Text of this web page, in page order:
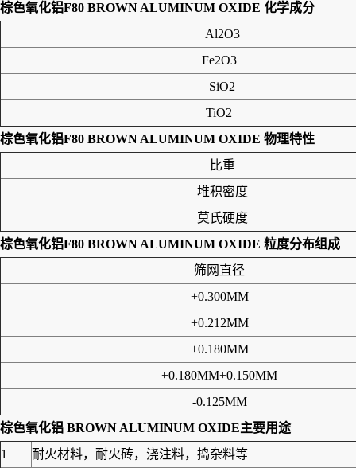
棕色氧化铝F80 BROWN ALUMINUM OXIDE 化学成分
Al2O3
Fe2O3
SiO2
TiO2
棕色氧化铝F80 BROWN ALUMINUM OXIDE 物理特性
比重
堆积密度
莫氏硬度
棕色氧化铝F80 BROWN ALUMINUM OXIDE 粒度分布组成
筛网直径
+0.300MM
+0.212MM
+0.180MM
+0.180MM+0.150MM
-0.125MM
棕色氧化铝 BROWN ALUMINUM OXIDE主要用途
1
耐火材料，耐火砖，浇注料，捣杂料等